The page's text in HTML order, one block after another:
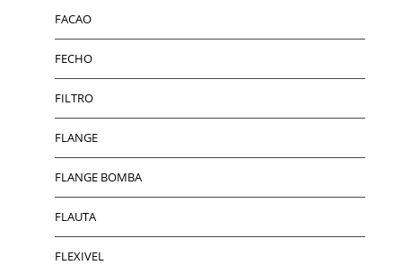
FACAO
FECHO
FILTRO
FLANGE
FLANGE BOMBA
FLAUTA
FLEXIVEL